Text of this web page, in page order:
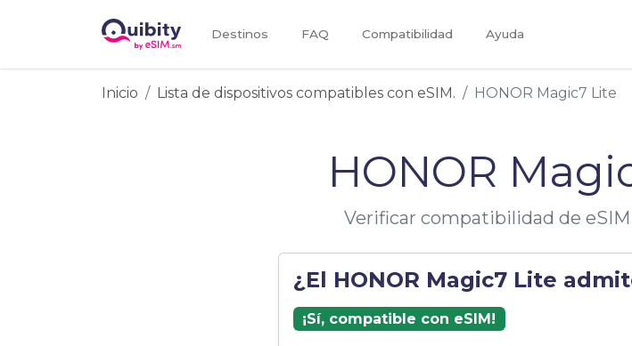
Destinos FAQ Compatibilidad Ayuda
Inicio Lista de dispositivos compatibles con eSIM. HONOR Magic7 Lite
HONOR
Verificar compatibilidad de
¿El HONOR Magic7 Lite
¡Sí, compatible con eSIM!